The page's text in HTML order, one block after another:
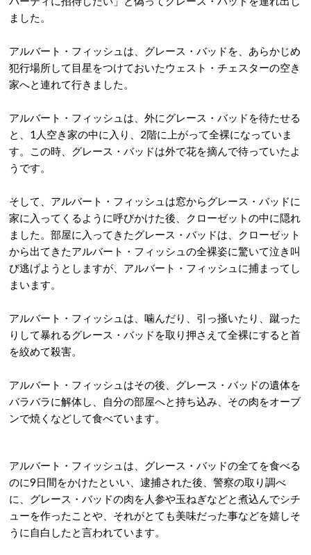
ました。
アルバート・フィッシュは、グレース・バッドを、あらかじめ
犯行場所して目星をつけておいたウェスト・チェスターの空き
家へと連れて行きました。
アルバート・フィッシュは、外にグレース・バッドを待たせる
と、1人空き家の中に入り、2階に上がって全裸になっていま
す。この時、グレース・バッドは外で花を摘んで待っていたよ
うです。
そして、アルバート・フィッシュは窓からグレース・バッドに
家に入ってくるように呼びかけた後、クローゼットの中に隠れ
ました。部屋に入ってきたグレース・バッドは、クローゼット
から出てきたアルバート・フィッシュの全裸姿に驚いて泣き叫
び逃げようとしますが、アルバート・フィッシュに捕まってし
まいます。
アルバート・フィッシュは、噛んだり、引っ掻いたり、蹴った
りして暴れるグレース・バッドを取り押さえて全裸にすると首
を絞めて殺害。
アルバート・フィッシュはその後、グレース・バッドの遺体を
バラバラに解体し、自分の部屋へと持ち込み、その肉をオーブ
ンで焼くなどして食べています。
アルバート・フィッシュは、グレース・バッドの全てを食べる
のに9日間をかけたといい、逮捕された後、警察の取り調べ
に、グレース・バッドの肉を人参や玉ねぎなどと煮込んでシチ
ューを作ったことや、それがとても美味だった事などを嬉しそ
うに自白したと言われています。